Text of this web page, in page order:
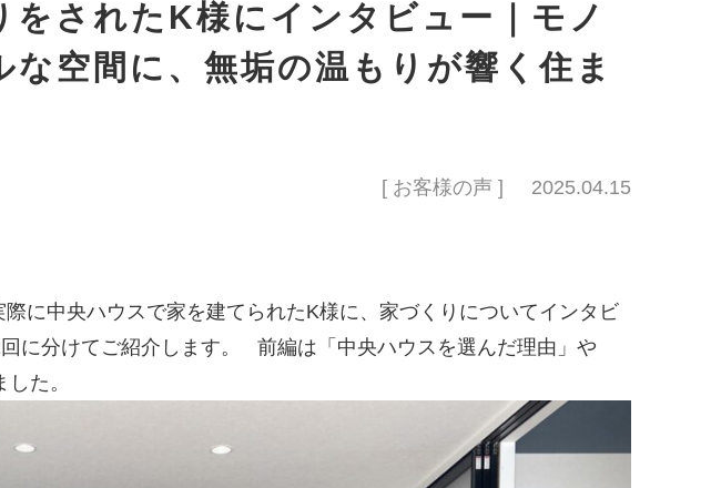
をされたK様にインタビュー｜モノ
な空間に、無垢の温もりが響く住ま
[ お客様の声 ] 2025.04.15
際に中央ハウスで家を建てられたK様に、家づくりについてインタビ
に分けてご紹介します。
前編は「中央ハウスを選んだ理由」や
た。